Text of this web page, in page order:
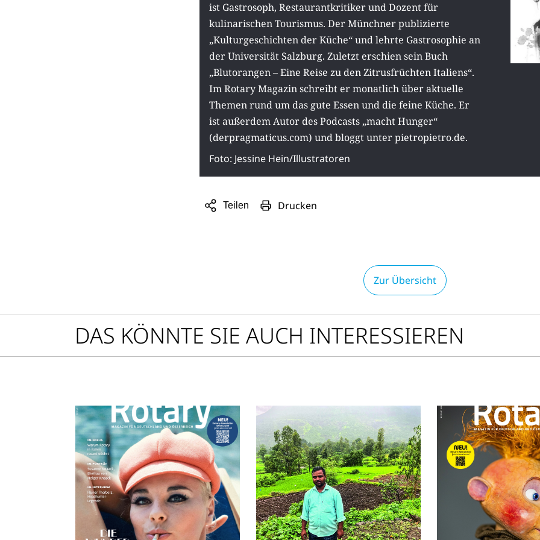
ist Gastrosoph, Restaurantkritiker und Dozent für
kulinarischen Tourismus. Der Münchner publizierte
„Kulturgeschichten der Küche“ und lehrte Gastrosophie an
der Universität Salzburg. Zuletzt erschien sein Buch
„Blutorangen – Eine Reise zu den Zitrusfrüchten Italiens“.
Im Rotary Magazin schreibt er monatlich über aktuelle
Themen rund um das gute Essen und die feine Küche. Er
ist außerdem Autor des Podcasts „macht Hunger“
(derpragmaticus.com) und bloggt unter pietropietro.de.
Foto: Jessine Hein/Illustratoren
Teilen
Sharing
Drucken
Zur Übersicht
DAS KÖNNTE SIE AUCH INTERESSIEREN